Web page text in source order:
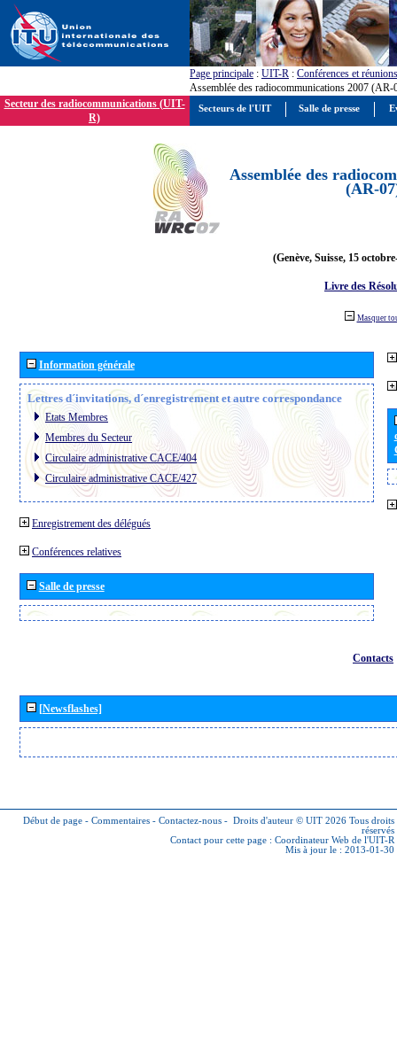
Page principale : UIT-R : Conférences et réunions
Assemblée des radiocommunications 2007 (AR-
Secteur des radiocommunications (UIT-
R)
Assemblée des
(AR-
(Genève, Suisse, 15
Livre des
Masquer
Information générale
Lettres d´invitations, d´enregistrement et autre correspondance
Etats Membres
Membres du Secteur
Circulaire administrative CACE/404
Circulaire administrative CACE/427
Enregistrement des délégués
Conférences relatives
Salle de presse
Contacts
[Newsflashes]
Début de page - Commentaires - Contactez-nous - Droits d'auteur © UIT 2026 Tous droits
réservés
Contact pour cette page : Coordinateur Web de l'UIT-R
Mis à jour le : 2013-01-30
Secteurs de l'UIT Salle de presse